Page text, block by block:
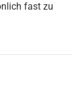
fast zu